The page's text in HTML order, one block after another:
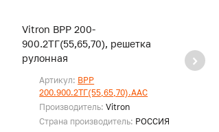
Vitron ВРР 200-
900.2ТГ(55,65,70), решетка
рулонная
Артикул: ВРР
200.900.2ТГ(55,65,70).ААС
Производитель:Vitron
Страна производитель: РОССИЯ